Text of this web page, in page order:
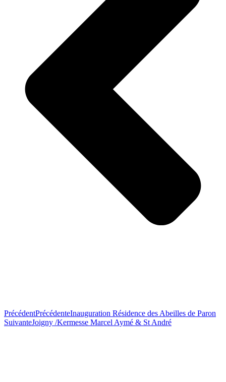
PrécédentPrécédenteInauguration Résidence des Abeilles de Paron
SuivanteJoigny /Kermesse Marcel Aymé & St André